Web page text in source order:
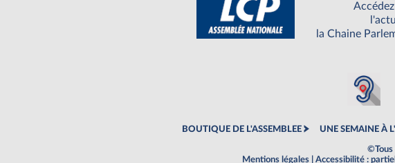
la Chaine
BOUTIQUE DE L'ASSEMBLEE UNE SEMAINE À
©Tous
Mentions légales
Accessibilité :